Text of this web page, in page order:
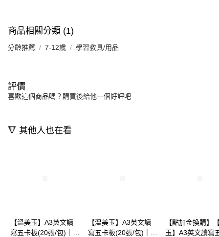
商品相關分類 (1)
分齡推薦 7-12歲 學習教具/用品
評價
喜歡這個商品嗎？購買後給他一個好評吧
🔻 其他人也在看
【溫美玉】A3英文讀
寫五卡板(20張/包)｜學
【溫美玉】A3英文讀
寫五卡板(20張/包)｜學
【點加金換購】
玉】A3英文讀寫